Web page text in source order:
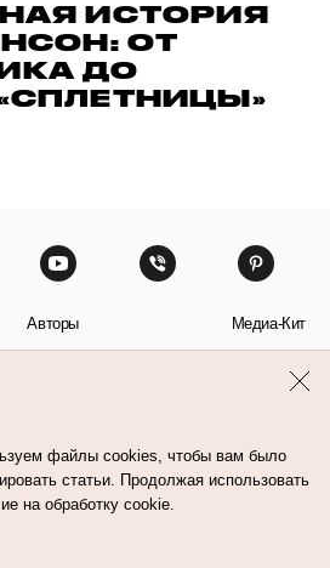
ИСТОРИЯ
ОТ
ДО
Авторы Медиа-Кит
файлы cookies, чтобы вам было
статьи. Продолжая использовать
на обработку cookie.